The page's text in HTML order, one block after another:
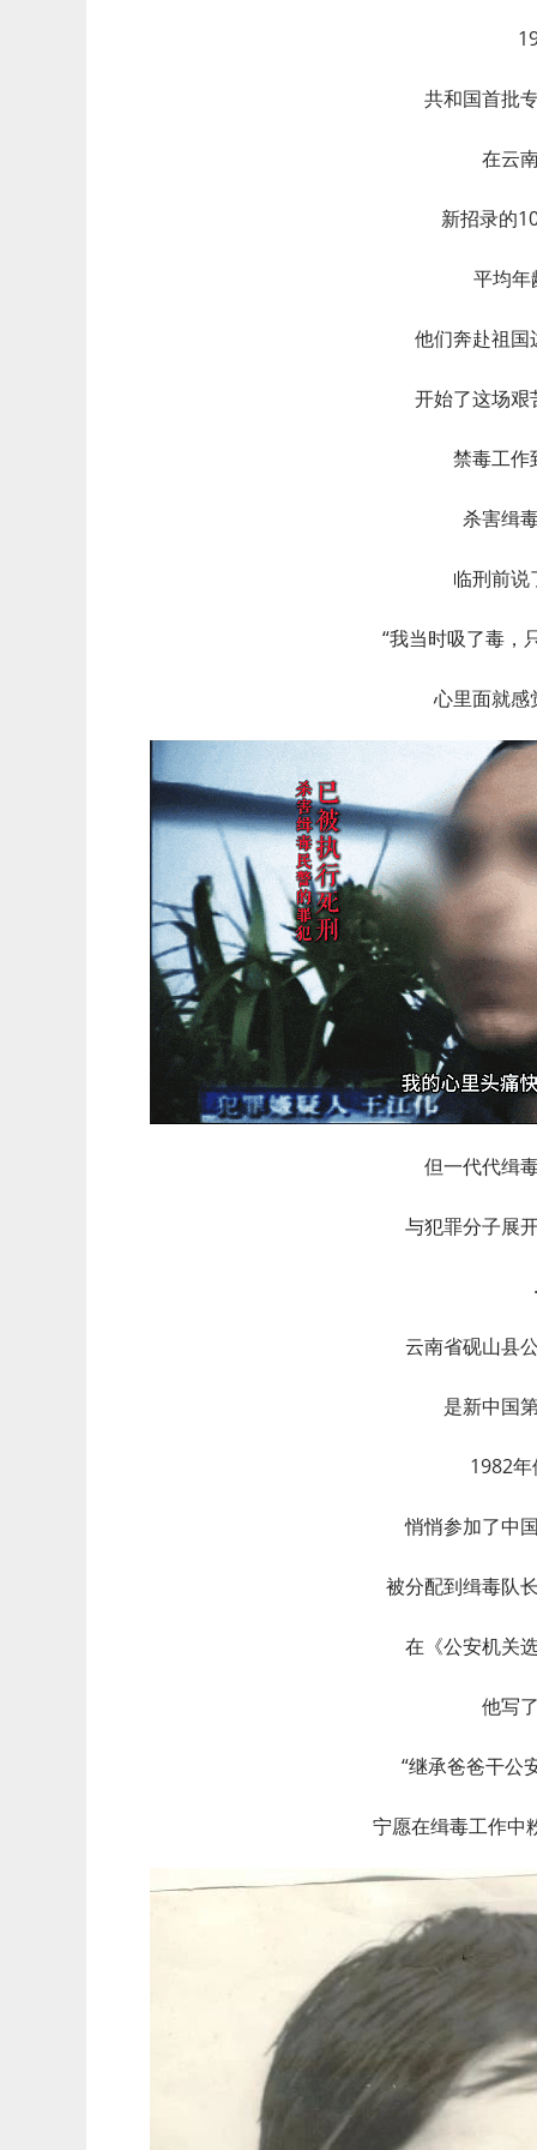
共和国首批
在云
新招录的
平均年
他们奔赴祖国
开始了这场艰
禁毒工作
杀害缉
临刑前说
“我当时吸了毒，
心里面就
但一代代缉
与犯罪分子展
云南省砚山县
是新中国
1982
悄悄参加了中
被分配到缉毒队
在《公安机关
他写
“继承爸爸干公
宁愿在缉毒工作中